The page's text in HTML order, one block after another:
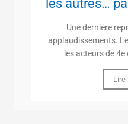
les autres…
Une dernière
applaudissements.
les acteurs de 4e
Lire